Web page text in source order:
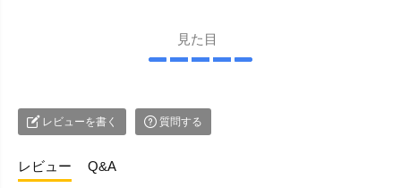
見た目
レビューを書く 質問する
レビュー Q&A